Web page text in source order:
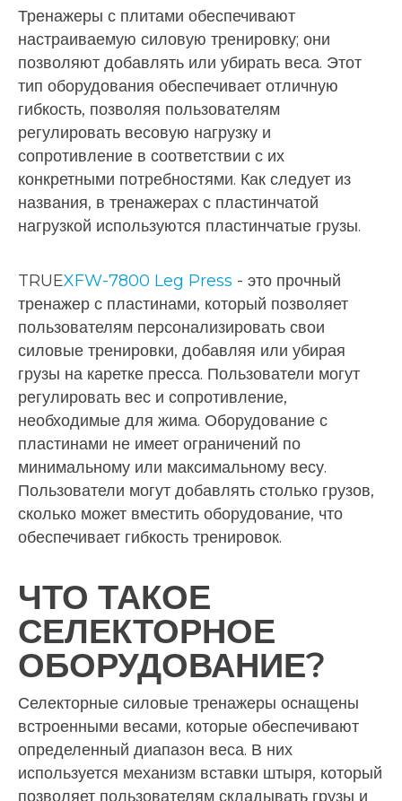
Тренажеры с плитами обеспечивают
настраиваемую силовую тренировку; они
позволяют добавлять или убирать веса. Этот
тип оборудования обеспечивает отличную
гибкость, позволяя пользователям
регулировать весовую нагрузку и
сопротивление в соответствии с их
конкретными потребностями. Как следует из
названия, в тренажерах с пластинчатой
нагрузкой используются пластинчатые грузы.
TRUEXFW-7800 Leg Press - это прочный
тренажер с пластинами, который позволяет
пользователям персонализировать свои
силовые тренировки, добавляя или убирая
грузы на каретке пресса. Пользователи могут
регулировать вес и сопротивление,
необходимые для жима. Оборудование с
пластинами не имеет ограничений по
минимальному или максимальному весу.
Пользователи могут добавлять столько грузов,
сколько может вместить оборудование, что
обеспечивает гибкость тренировок.
ЧТО ТАКОЕ
СЕЛЕКТОРНОЕ
ОБОРУДОВАНИЕ?
Селекторные силовые тренажеры оснащены
встроенными весами, которые обеспечивают
определенный диапазон веса. В них
используется механизм вставки штыря, который
позволяет пользователям складывать грузы и